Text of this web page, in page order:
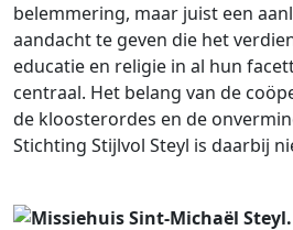
belemmering, maar juist een
aandacht te geven die het
educatie en religie in al hun
centraal. Het belang van de
de kloosterordes en de
Stichting Stijlvol Steyl is daarbij